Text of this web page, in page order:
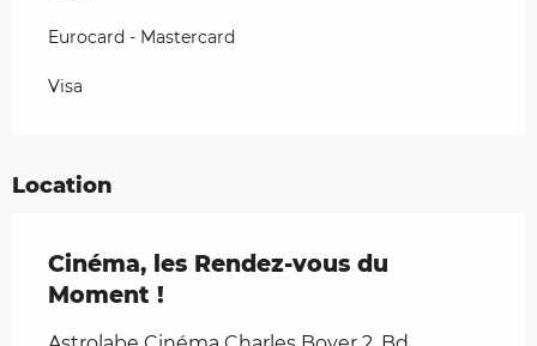
Eurocard - Mastercard
Visa
Location
Cinéma, les Rendez-vous du
Moment !